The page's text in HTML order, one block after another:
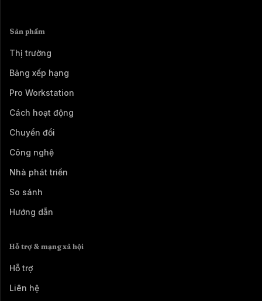
Sản phẩm
Thị trường
Bảng xếp hạng
Pro Workstation
Cách hoạt động
Chuyển đổi
Công nghệ
Nhà phát triển
So sánh
Hướng dẫn
Hỗ trợ & mạng xã hội
Hỗ trợ
Liên hệ